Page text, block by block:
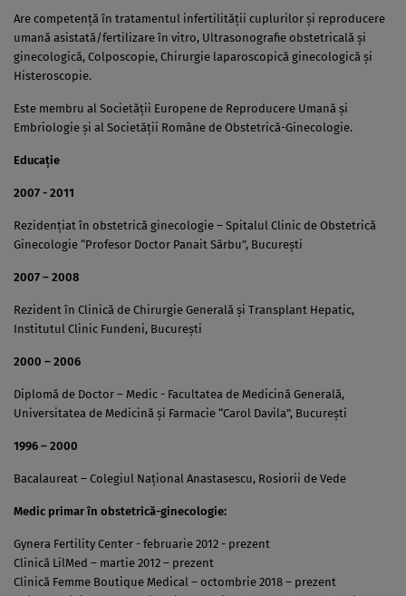
Are competență în tratamentul infertilității cuplurilor și reproducere
umană asistată/fertilizare în vitro, Ultrasonografie obstetricală și
ginecologică, Colposcopie, Chirurgie laparoscopică ginecologică și
Histeroscopie.
Este membru al Societății Europene de Reproducere Umană și
Embriologie și al Societății Române de Obstetrică-Ginecologie.
Educație
2007 - 2011
Rezidențiat în obstetrică ginecologie – Spitalul Clinic de Obstetrică
Ginecologie “Profesor Doctor Panait Sârbu”, București
2007 – 2008
Rezident în Clinică de Chirurgie Generală și Transplant Hepatic,
Institutul Clinic Fundeni, București
2000 – 2006
Diplomă de Doctor – Medic - Facultatea de Medicină Generală,
Universitatea de Medicină și Farmacie “Carol Davila”, București
1996 – 2000
Bacalaureat – Colegiul Național Anastasescu, Rosiorii de Vede
Medic primar în obstetrică-ginecologie:
Gynera Fertility Center - februarie 2012 - prezent
Clinică LilMed – martie 2012 – prezent
Clinică Femme Boutique Medical – octombrie 2018 – prezent